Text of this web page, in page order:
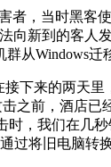
者，当时黑
新到的客
从Windows迁移
下来的两天
之前，酒
，我们在几
将旧电脑转